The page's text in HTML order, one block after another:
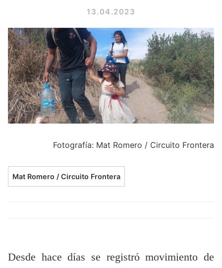
13.04.2023
Fotografía: Mat Romero / Circuito Frontera
Mat Romero / Circuito Frontera
Desde hace días se registró movimiento de